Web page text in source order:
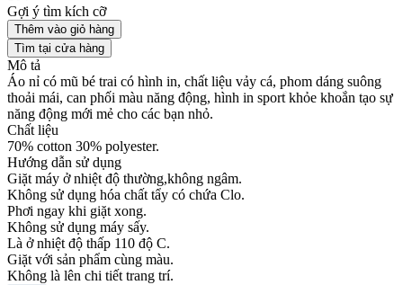
Gợi ý tìm kích cỡ
Thêm vào giỏ hàng
Tìm tại cửa hàng
Mô tả
Áo nỉ có mũ bé trai có hình in, chất liệu vảy cá, phom dáng suông
thoải mái, can phối màu năng động, hình in sport khỏe khoắn tạo sự
năng động mới mẻ cho các bạn nhỏ.
Chất liệu
70% cotton 30% polyester.
Hướng dẫn sử dụng
Giặt máy ở nhiệt độ thường,không ngâm.
Không sử dụng hóa chất tẩy có chứa Clo.
Phơi ngay khi giặt xong.
Không sử dụng máy sấy.
Là ở nhiệt độ thấp 110 độ C.
Giặt với sản phẩm cùng màu.
Không là lên chi tiết trang trí.